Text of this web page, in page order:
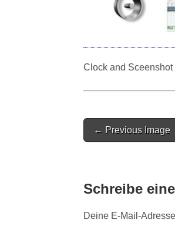
Clock and Sceenshot
Post
navigation
← Previous Image
Schreibe
Deine E-Mail-